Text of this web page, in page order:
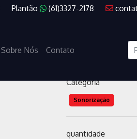
Plantão (61)3327-2178
Sobre Nós Contato
código
Categoria
Sonorização
quantidade